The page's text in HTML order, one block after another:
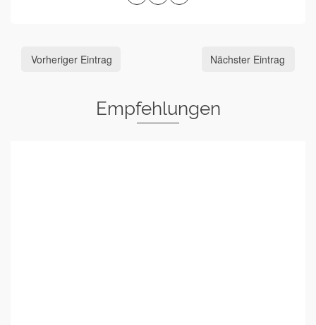
Vorheriger Eintrag Nächster Eintrag
Empfehlungen